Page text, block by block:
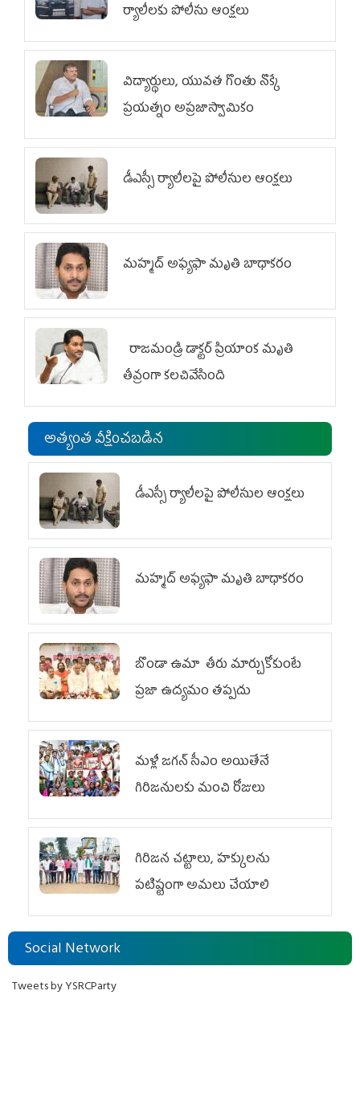
ర్యాలీలకు పోలీసు ఆంక్షలు
విద్యార్థులు, యువత గొంతు నొక్కే
ప్రయత్నం అప్రజాస్వామికం
డీఎస్సీ ర్యాలీలపై పోలీసుల ఆంక్షలు
మహ్మద్‌ అఫ్యఫా మృతి బాధాకరం
రాజమండ్రి డాక్టర్‌ ప్రియాంక మృతి
తీవ్రంగా కలచివేసింది
అత్యంత వీక్షించబడిన
డీఎస్సీ ర్యాలీలపై పోలీసుల ఆంక్షలు
మహ్మద్‌ అఫ్యఫా మృతి బాధాకరం
బొండా ఉమా తీరు మార్చుకోకుంటే
ప్రజా ఉద్యమం తప్పదు
మళ్లీ జగన్ సీఎం అయితేనే
గిరిజనులకు మంచి రోజులు
గిరిజన చట్టాలు, హక్కులను
పటిష్టంగా అమలు చేయాలి
Social Network
Tweets by YSRCParty